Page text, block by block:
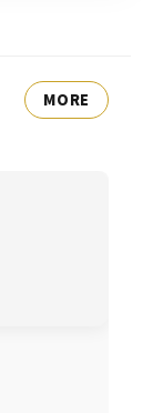
MORE